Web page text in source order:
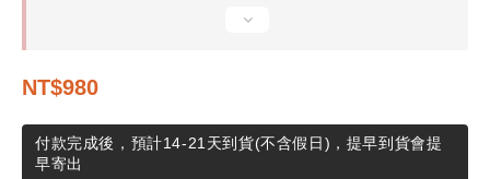
NT$980
付款完成後，預計14-21天到貨(不含假日)，提早到貨會提
早寄出